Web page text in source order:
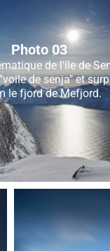
Photo 03
de l'île de
de senja" et
le fjord de Mefjord.